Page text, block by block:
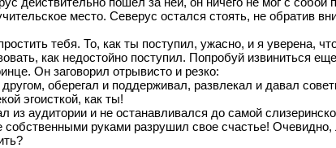
место. Северус остался стоять, не обратив
тебя. То, как ты поступил, ужасно, и я уверена,
как недостойно поступил. Попробуй извиниться
Он заговорил отрывисто и резко:
оберегал и поддерживал, развлекал и давал
эгоисткой, как ты!
аудитории и не останавливался до самой
руками разрушил свое счастье!